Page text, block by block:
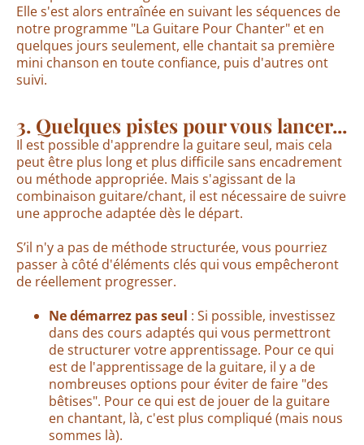
Elle s'est alors entraînée en suivant les séquences de
notre programme "La Guitare Pour Chanter" et en
quelques jours seulement, elle chantait sa première
mini chanson en toute confiance, puis d'autres ont
suivi.
3. Quelques pistes pour vous lancer...
Il est possible d'apprendre la guitare seul, mais cela
peut être plus long et plus difficile sans encadrement
ou méthode appropriée. Mais s'agissant de la
combinaison guitare/chant, il est nécessaire de suivre
une approche adaptée dès le départ.
S’il n'y a pas de méthode structurée, vous pourriez
passer à côté d'éléments clés qui vous empêcheront
de réellement progresser.
Ne démarrez pas seul : Si possible, investissez
dans des cours adaptés qui vous permettront
de structurer votre apprentissage. Pour ce qui
est de l'apprentissage de la guitare, il y a de
nombreuses options pour éviter de faire "des
bêtises". Pour ce qui est de jouer de la guitare
en chantant, là, c'est plus compliqué (mais nous
sommes là).